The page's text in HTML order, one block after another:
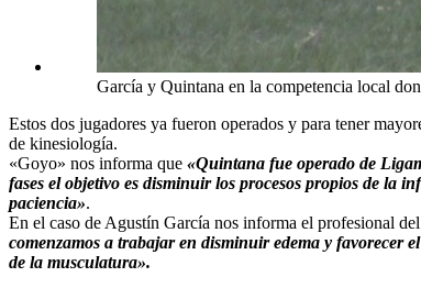
García y Quintana en la competencia local
Estos dos jugadores ya fueron operados y para tener
de kinesiología.
«Goyo» nos informa que «Quintana fue operado de
fases el objetivo es disminuir los procesos propios de
paciencia».
En el caso de Agustín García nos informa el profesional
comenzamos a trabajar en disminuir edema y favorecer
de la musculatura».